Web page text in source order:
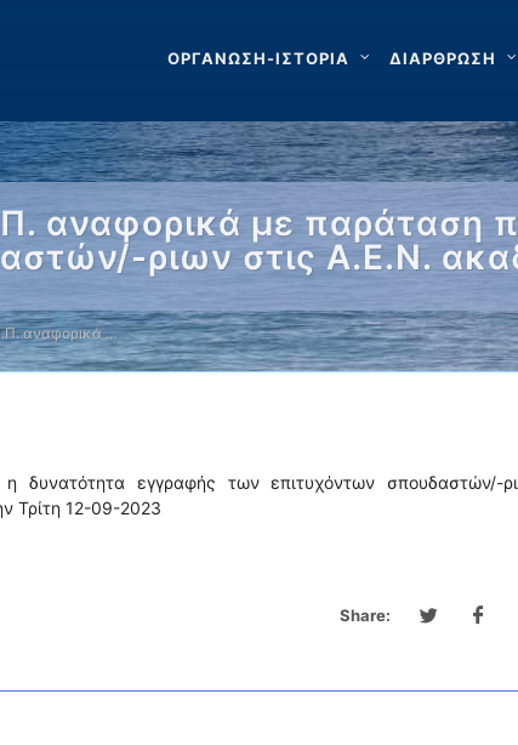
ΟΡΓΑΝΩΣΗ-ΙΣΤΟΡΙΑ ΔΙΑΡΘΡΩΣΗ
αναφορικά με παράταση
ριων στις Α.Ε.Ν.
αναφορικά …
εγγραφής των επιτυχόντων σπουδαστών/-
Τρίτη 12-09-2023
Share: